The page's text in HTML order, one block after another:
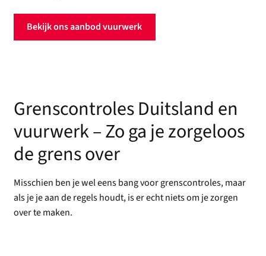
Bekijk ons aanbod vuurwerk
Grenscontroles Duitsland en
vuurwerk – Zo ga je zorgeloos
de grens over
Misschien ben je wel eens bang voor grenscontroles, maar
als je je aan de regels houdt, is er echt niets om je zorgen
over te maken.